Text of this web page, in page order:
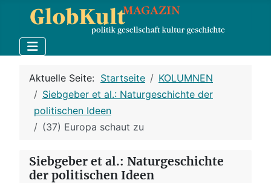
Aktuelle Seite: Startseite
KOLUMNEN
Siebgeber et al.: Naturgeschichte der
politischen Ideen
(37) Europa schaut zu
Siebgeber et al.: Naturgeschichte
der politischen Ideen